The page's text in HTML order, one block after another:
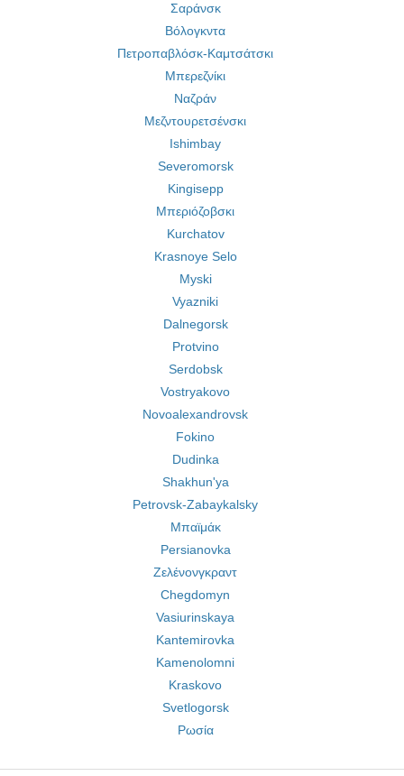
Σαράνσκ
Βόλογκντα
Πετροπαβλόσκ-Καμτσάτσκι
Μπερεζνίκι
Ναζράν
Μεζντουρετσένσκι
Ishimbay
Severomorsk
Kingisepp
Μπεριόζοβσκι
Kurchatov
Krasnoye Selo
Myski
Vyazniki
Dalnegorsk
Protvino
Serdobsk
Vostryakovo
Novoalexandrovsk
Fokino
Dudinka
Shakhun'ya
Petrovsk-Zabaykalsky
Μπαϊμάκ
Persianovka
Ζελένονγκραντ
Chegdomyn
Vasiurinskaya
Kantemirovka
Kamenolomni
Kraskovo
Svetlogorsk
Ρωσία